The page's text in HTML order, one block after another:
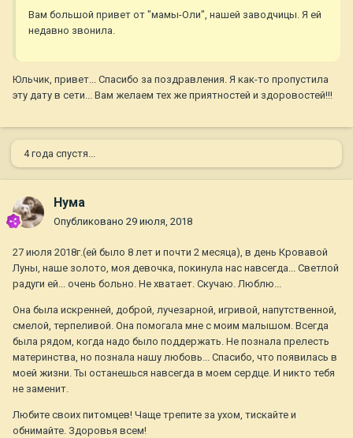
Вам большой привет от "мамы-Оли", нашей заводчицы. Я ей
недавно звонила.
Юльчик, привет... Спасибо за поздравления. Я как-то пропустила
эту дату в сети... Вам желаем тех же приятностей и здоровостей!!!
4 года спустя...
Нума
Опубликовано 29 июля, 2018
27 июля 2018г.(ей было 8 лет и почти 2 месяца), в день Кровавой
Луны, наше золото, моя девочка, покинула нас навсегда... Светлой
радуги ей... очень больно. Не хватает. Скучаю. Люблю...
Она была искренней, доброй, лучезарной, игривой, напутственной,
смелой, терпеливой. Она помогала мне с моим малышом. Всегда
была рядом, когда надо было поддержать. Не познала прелесть
материнства, но познала нашу любовь... Спасибо, что появилась в
моей жизни. Ты останешься навсегда в моем сердце. И никто тебя
не заменит.
Любите своих питомцев! Чаще трепите за ухом, тискайте и
обнимайте. Здоровья всем!